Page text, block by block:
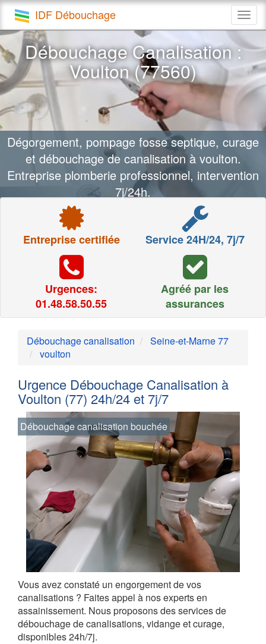
IDF Débouchage
Débouchage Canalisation :
Voulton (77560)
Dégorgement, pompage fosse septique, curage
et débouchage de canalisation à voulton.
Entreprise plomberie professionnel, intervention
7j/24h.
Entreprise certifiée Service 24H/24, 7j/7
Urgences:
01.48.58.50.55
Agréé par les
assurances
Débouchage canalisation
Seine-et-Marne 77
voulton
Urgence Débouchage Canalisation à
Voulton (77) 24h/24 et 7j/7
Débouchage canalisation bouchée
Vous avez constaté un engorgement de vos
canalisations ? Faites appel à nos experts en
assainissement. Nous proposons des services de
débouchage de canalisations, vidange et curage,
disponibles 24h/7j.